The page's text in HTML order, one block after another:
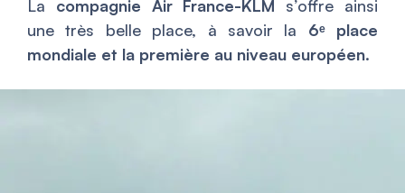
La compagnie Air France-KLM
s’offre ainsi
une très belle place, à savoir la 6ᵉ place
mondiale et la première au niveau européen.